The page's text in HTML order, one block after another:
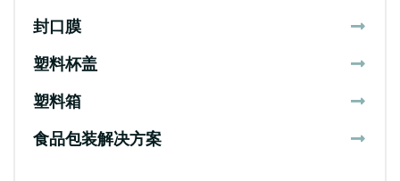
封口膜
塑料杯盖
塑料箱
食品包装解决方案